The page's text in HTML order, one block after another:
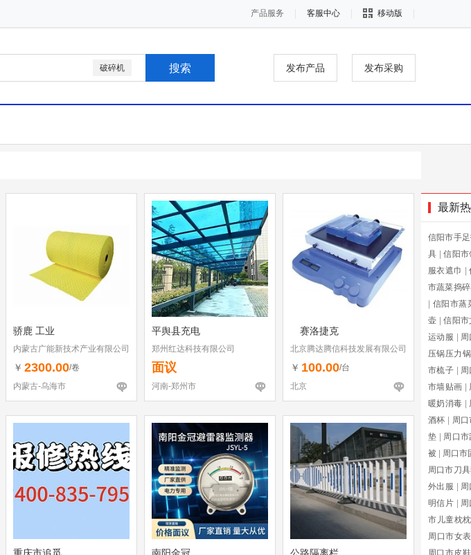
产品服务 客服中心 移动版
破碎机 发布产品 发布采购
骄鹿 工业
内蒙古广能新技术产业有限公司
￥ 2300.00/卷
内蒙古-乌海市
平舆县充电
郑州红达科技有限公司
面议
河南-郑州市
赛洛捷克
北京腾达腾信科技发展有限公司
￥ 100.00/台
北京
最新
信阳市手
具
信阳市
服衣遮巾
市蔬菜捣
信阳市蒸
壶
信阳市
运动服
压锅压力锅
市梳子
市墙贴画
暖奶消毒
酒杯
周
垫
周口
被
周口市
周口市刀
外出服
明信片
市儿童枕
周口市女表
周口市皮鞋